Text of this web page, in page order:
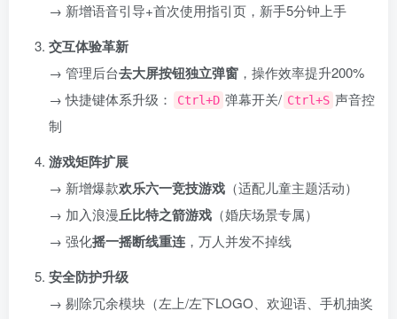
→ 新增语音引导+首次使用指引页，新手5分钟上手
交互体验革新
→ 管理后台去大屏按钮独立弹窗 ，操作效率提升200%
→ 快捷键体系升级：
Ctrl+D 弹幕开关/ Ctrl+S 声音控
制
游戏矩阵扩展
→ 新增爆款欢乐六一竞技游戏 ​（适配儿童主题活动）
→ 加入浪漫丘比特之箭游戏 ​（婚庆场景专属）
→ 强化摇一摇断线重连 ，万人并发不掉线
安全防护升级
→ 剔除冗余模块（左上/左下LOGO、欢迎语、手机抽奖